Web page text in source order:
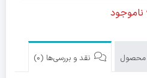
ناموجود
محصول نقد و بررسی‌ها (0)